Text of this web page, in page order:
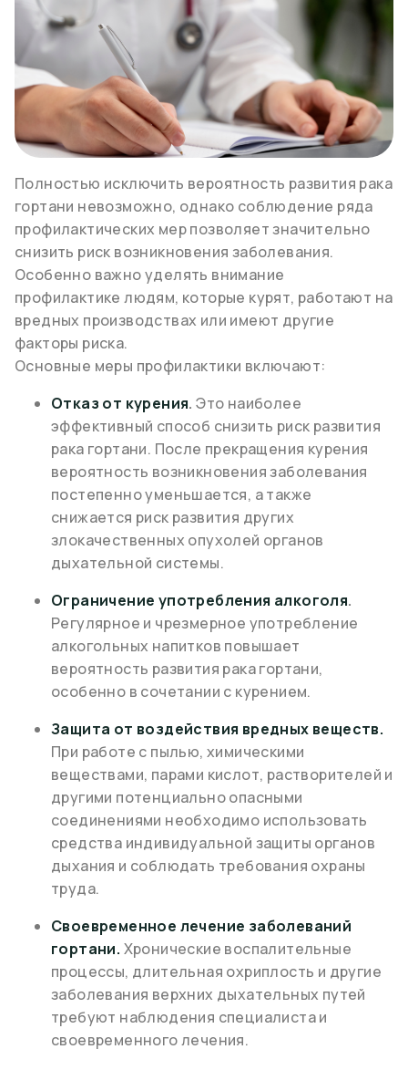
Полностью исключить вероятность развития рака
гортани невозможно, однако соблюдение ряда
профилактических мер позволяет значительно
снизить риск возникновения заболевания.
Особенно важно уделять внимание
профилактике людям, которые курят, работают на
вредных производствах или имеют другие
факторы риска.
Основные меры профилактики включают:
Отказ от курения. Это наиболее
эффективный способ снизить риск развития
рака гортани. После прекращения курения
вероятность возникновения заболевания
постепенно уменьшается, а также
снижается риск развития других
злокачественных опухолей органов
дыхательной системы.
Ограничение употребления алкоголя.
Регулярное и чрезмерное употребление
алкогольных напитков повышает
вероятность развития рака гортани,
особенно в сочетании с курением.
Защита от воздействия вредных веществ.
При работе с пылью, химическими
веществами, парами кислот, растворителей и
другими потенциально опасными
соединениями необходимо использовать
средства индивидуальной защиты органов
дыхания и соблюдать требования охраны
труда.
Своевременное лечение заболеваний
гортани. Хронические воспалительные
процессы, длительная охриплость и другие
заболевания верхних дыхательных путей
требуют наблюдения специалиста и
своевременного лечения.